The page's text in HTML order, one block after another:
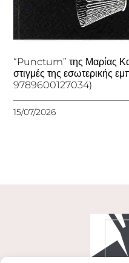
“Punctum” της Μαρίας
στιγμές της εσωτερικής
9789600127034)
15/07/2026